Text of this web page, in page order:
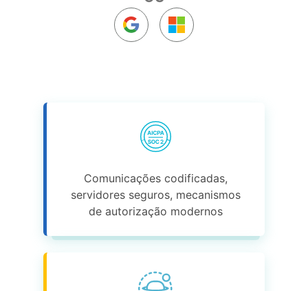
Comunicações codificadas,
servidores seguros, mecanismos
de autorização modernos